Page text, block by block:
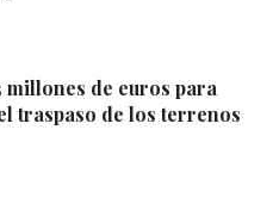
millones de euros para
traspaso de los terrenos